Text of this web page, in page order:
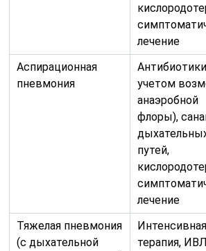
лечение
Аспирационная
пневмония
учетом
анаэробной
флоры),
путей,
лечение
Тяжелая пневмония
(с дыхательной
Интенсивная
терапия,